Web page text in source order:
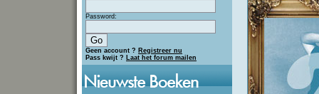
Password:
Geen account ? Registreer nu
Pass kwijt ? Laat het forum mailen